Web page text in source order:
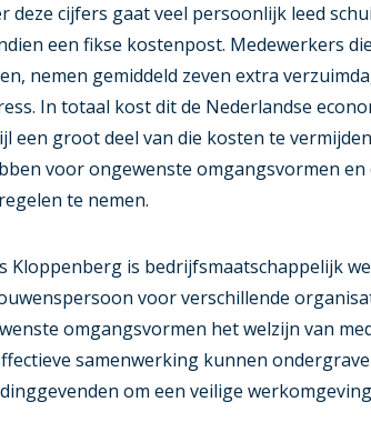
deze cijfers gaat veel persoonlijk leed
een fikse kostenpost. Medewerkers
nemen gemiddeld zeven extra
In totaal kost dit de Nederlandse
een groot deel van die kosten te
voor ongewenste omgangsvormen
te nemen.
Kloppenberg is bedrijfsmaatschappelijk
voor verschillende
omgangsvormen het welzijn van
samenwerking kunnen
om een veilige